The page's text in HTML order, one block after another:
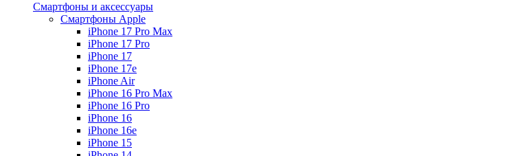
Смартфоны и аксессуары
Смартфоны Apple
iPhone 17 Pro Max
iPhone 17 Pro
iPhone 17
iPhone 17e
iPhone Air
iPhone 16 Pro Max
iPhone 16 Pro
iPhone 16
iPhone 16e
iPhone 15